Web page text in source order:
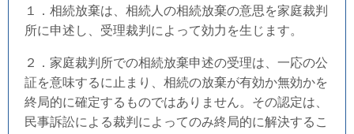
１．相続放棄は、相続人の相続放棄の意思を家庭裁判
所に申述し、受理裁判によって効力を生じます。
２．家庭裁判所での相続放棄申述の受理は、一応の公
証を意味するに止まり、相続の放棄が有効か無効かを
終局的に確定するものではありません。その認定は、
民事訴訟による裁判によってのみ終局的に解決するこ